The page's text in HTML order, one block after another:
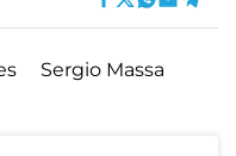
Sergio Massa